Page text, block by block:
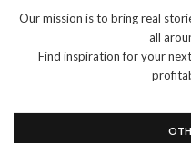
Our mission is to bring real
all
Find inspiration for your